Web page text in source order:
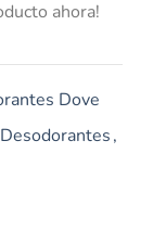
ahora!
Dove
Desodorantes,